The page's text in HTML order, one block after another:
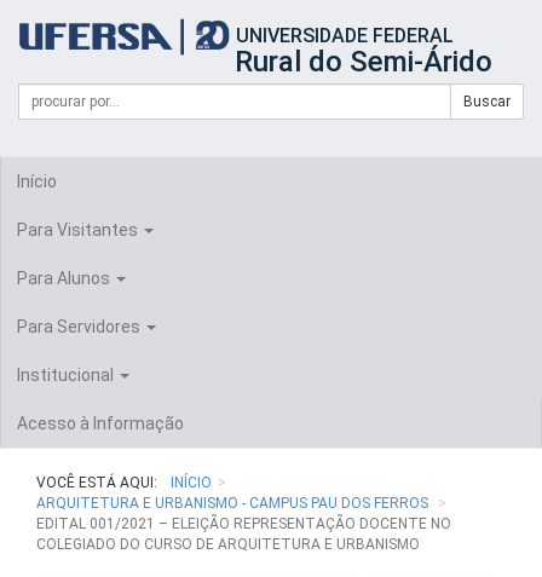
portal
UFERSA
UNIVERSIDADE FEDERAL
Rural do Semi-Árido
Formulário
Busca
Campo
de
Buscar
Início
Para Visitantes
Para Alunos
Para Servidores
Institucional
Acesso à Informação
VOCÊ ESTÁ AQUI:
INÍCIO
ARQUITETURA E URBANISMO - CAMPUS PAU DOS FERROS
EDITAL 001/2021 – ELEIÇÃO REPRESENTAÇÃO DOCENTE NO
COLEGIADO DO CURSO DE ARQUITETURA E URBANISMO